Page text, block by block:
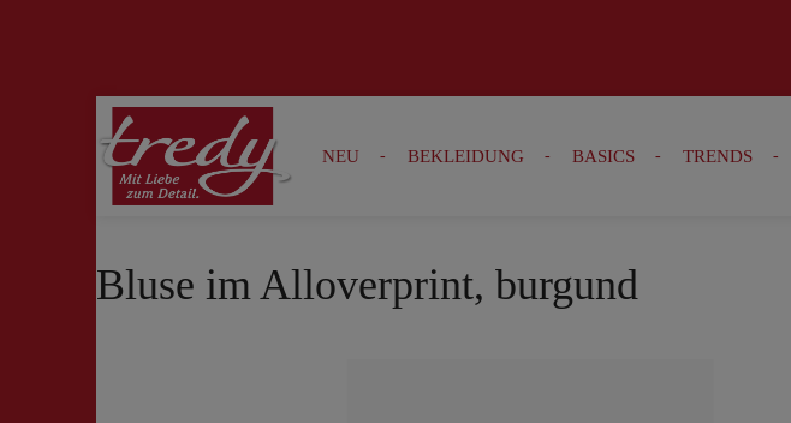
Zur Suche springen Zur Hauptnavigation springen
NEU BEKLEIDUNG BASICS TRENDS
Bluse im Alloverprint, burgund